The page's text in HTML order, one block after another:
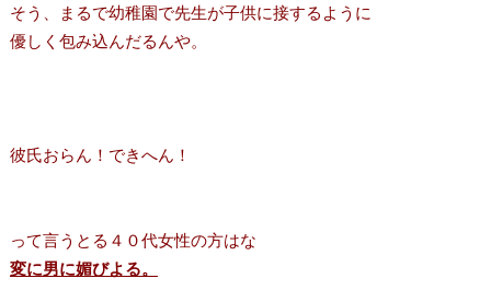
そう、まるで幼稚園で先生が子供に接するように
優しく包み込んだるんや。
彼氏おらん！できへん！
って言うとる４０代女性の方はな
変に男に媚びよる。